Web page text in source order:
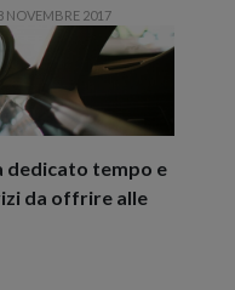
NOVEMBRE 2017
dedicato tempo e
da offrire alle